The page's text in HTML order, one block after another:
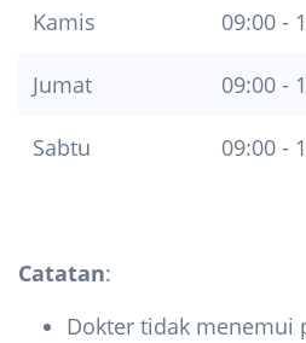
Kamis 09:00 -
Jumat 09:00 -
Sabtu 09:00 -
Catatan:
Dokter tidak menemui